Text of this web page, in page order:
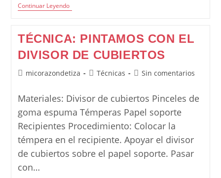
Continuar LeyendoTécnica:
Estampado
TÉCNICA: PINTAMOS CON EL
DIVISOR DE CUBIERTOS
Autor
la
entrada:
micorazondetiza
Categoría
entrada:
Técnicas
Comentarios
entrada:
Sin comentarios
Materiales: Divisor de cubiertos Pinceles de
goma espuma Témperas Papel soporte
Recipientes Procedimiento: Colocar la
témpera en el recipiente. Apoyar el divisor
de cubiertos sobre el papel soporte. Pasar
con…